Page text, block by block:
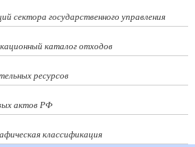
сектора государственного управления
каталог отходов
ресурсов
актов РФ
классификация